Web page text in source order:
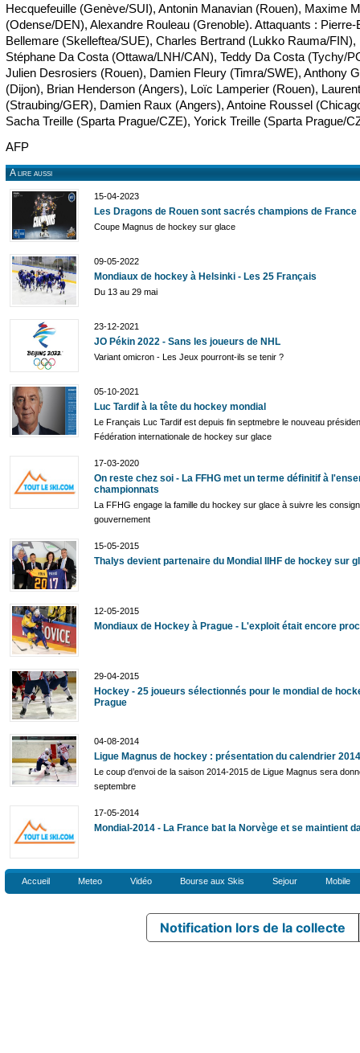
Hecquefeuille (Genève/SUI), Antonin Manavian (Rouen), Maxime
(Odense/DEN), Alexandre Rouleau (Grenoble). Attaquants : Pierre-
Bellemare (Skelleftea/SUE), Charles Bertrand (Lukko Rauma/FIN),
Stéphane Da Costa (Ottawa/LNH/CAN), Teddy Da Costa (Tychy/
Julien Desrosiers (Rouen), Damien Fleury (Timra/SWE), Anthony
(Dijon), Brian Henderson (Angers), Loïc Lamperier (Rouen),
(Straubing/GER), Damien Raux (Angers), Antoine Roussel
Sacha Treille (Sparta Prague/CZE), Yorick Treille (Sparta Prague/
AFP
A lire aussi
15-04-2023
Les Dragons de Rouen sont sacrés champions de France
Coupe Magnus de hockey sur glace
09-05-2022
Mondiaux de hockey à Helsinki - Les 25 Français
Du 13 au 29 mai
23-12-2021
JO Pékin 2022 - Sans les joueurs de NHL
Variant omicron - Les Jeux pourront-ils se tenir ?
05-10-2021
Luc Tardif à la tête du hockey mondial
Le Français Luc Tardif est depuis fin septmebre le nouveau
Fédération internationale de hockey sur glace
17-03-2020
On reste chez soi - La FFHG met un terme définitif à
championnats
La FFHG engage la famille du hockey sur glace à suivre les
gouvernement
15-05-2015
Thalys devient partenaire du Mondial IIHF de hockey sur
12-05-2015
Mondiaux de Hockey à Prague - L'exploit était encore
29-04-2015
Hockey - 25 joueurs sélectionnés pour le mondial de
Prague
04-08-2014
Ligue Magnus de hockey : présentation du calendrier
Le coup d’envoi de la saison 2014-2015 de Ligue Magnus sera
septembre
17-05-2014
Mondial-2014 - La France bat la Norvège et se maintient
Accueil Meteo Vidéo Bourse aux Skis Sejour Mobile
Notification lors de la collecte